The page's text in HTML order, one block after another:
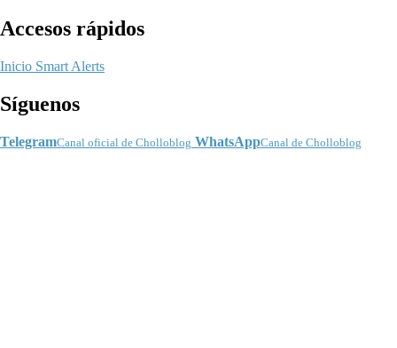
Accesos rápidos
Inicio Smart Alerts
Síguenos
TelegramCanal oficial de Cholloblog WhatsAppCanal de Cholloblog